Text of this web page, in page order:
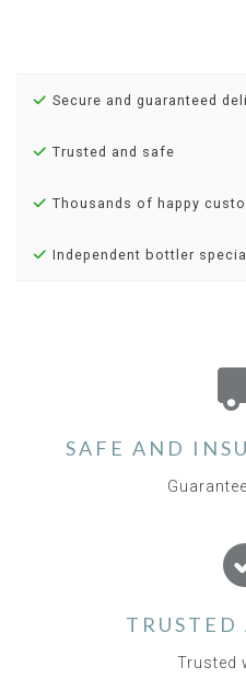
Secure and guaranteed
Trusted and safe
Thousands of happy
Independent bottler
SAFE AND
TRUSTED
Trusted